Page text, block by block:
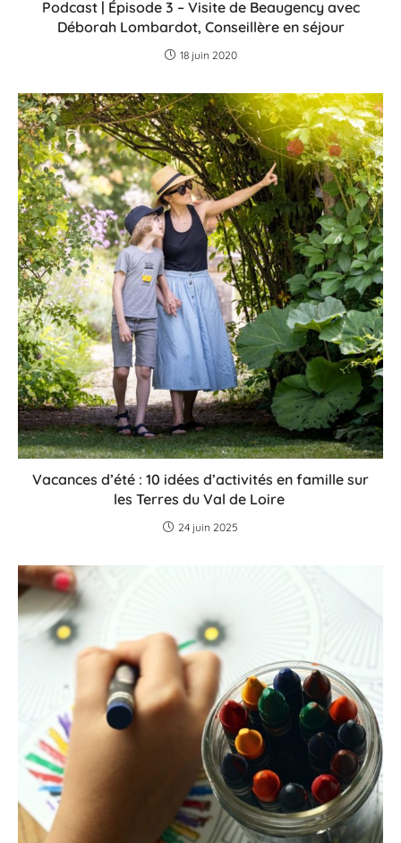
Podcast | Épisode 3 – Visite de Beaugency avec
Déborah Lombardot, Conseillère en séjour
18 juin 2020
Vacances d’été : 10 idées d’activités en famille sur
les Terres du Val de Loire
24 juin 2025